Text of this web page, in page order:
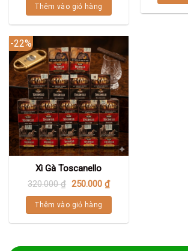
Thêm vào giỏ hàng
-22%
Xì Gà Toscanello
320.000₫ 250.000 ₫
Thêm vào giỏ hàng